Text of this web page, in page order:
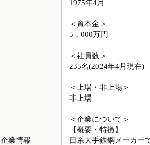
企業情報
1975年4月
＜資本金＞
5，000万円
＜社員数＞
235名(2024年4月現在)
＜上場・非上場＞
非上場
＜企業について＞
【概要・特徴】
日系大手鉄鋼メーカー